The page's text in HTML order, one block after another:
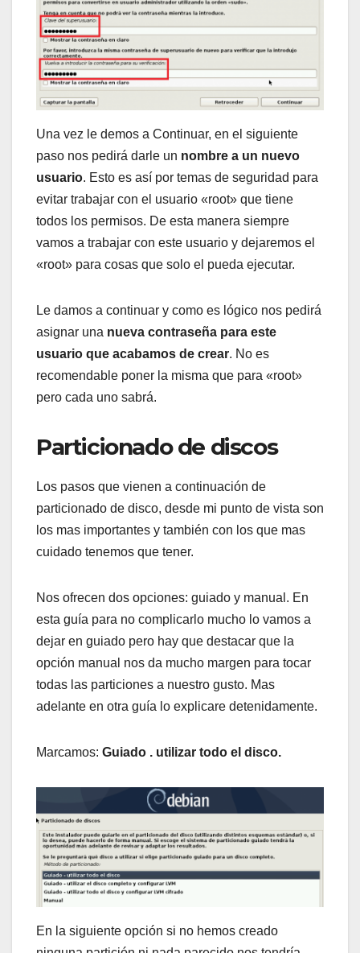
Una vez le demos a Continuar, en el siguiente
paso nos pedirá darle un nombre a un nuevo
usuario. Esto es así por temas de seguridad para
evitar trabajar con el usuario «root» que tiene
todos los permisos. De esta manera siempre
vamos a trabajar con este usuario y dejaremos el
«root» para cosas que solo el pueda ejecutar.
Le damos a continuar y como es lógico nos pedirá
asignar una nueva contraseña para este
usuario que acabamos de crear. No es
recomendable poner la misma que para «root»
pero cada uno sabrá.
Particionado de discos
Los pasos que vienen a continuación de
particionado de disco, desde mi punto de vista son
los mas importantes y también con los que mas
cuidado tenemos que tener.
Nos ofrecen dos opciones: guiado y manual. En
esta guía para no complicarlo mucho lo vamos a
dejar en guiado pero hay que destacar que la
opción manual nos da mucho margen para tocar
todas las particiones a nuestro gusto. Mas
adelante en otra guía lo explicare detenidamente.
Marcamos: Guiado . utilizar todo el disco.
En la siguiente opción si no hemos creado